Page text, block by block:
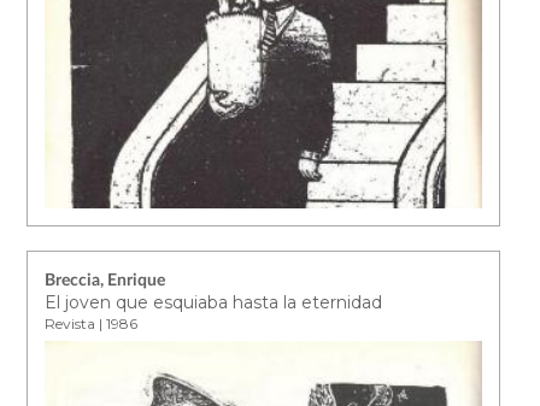
Breccia, Enrique
El joven que esquiaba hasta la eternidad
Revista | 1986